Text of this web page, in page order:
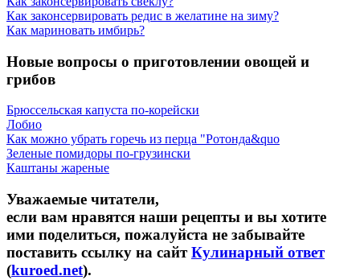
Как законсервировать редис в желатине на зиму?
Как мариновать имбирь?
Новые вопросы о приготовлении овощей и
грибов
Брюссельская капуста по-корейски
Лобио
Как можно убрать горечь из перца "Ротонда&quo
Зеленые помидоры по-грузински
Каштаны жареные
Уважаемые читатели,
если вам нравятся наши рецепты и вы хотите
ими поделиться, пожалуйста не забывайте
поставить ссылку на сайтКулинарный ответ
(kuroed.net).